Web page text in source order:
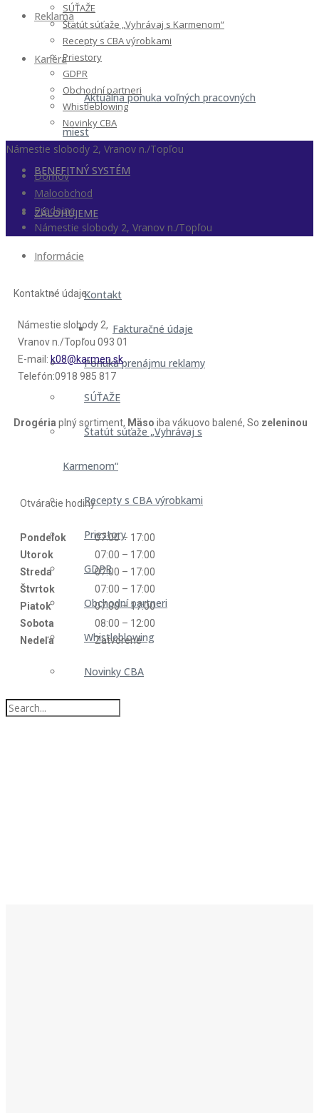
Reklama
Kariéra
Aktuálna ponuka voľných pracovných
miest
BENEFITNÝ SYSTÉM
ZÁLOHUJEME
Informácie
Kontakt
Fakturačné údaje
Ponuka prenájmu reklamy
SÚŤAŽE
Štatút súťaže „Vyhrávaj s
Karmenom“
Recepty s CBA výrobkami
Priestory
GDPR
Obchodní partneri
Whistleblowing
Novinky CBA
SÚŤAŽE
Štatút súťaže „Vyhrávaj s Karmenom“
Recepty s CBA výrobkami
Priestory
GDPR
Obchodní partneri
Whistleblowing
Novinky CBA
Námestie slobody 2, Vranov n./Topľou
Domov
Maloobchod
Predajne
Námestie slobody 2, Vranov n./Topľou
Kontaktné údaje:
Námestie slobody 2,
Vranov n./Topľou 093 01
E-mail: k08@karmen.sk
Telefón:0918 985 817
Drogéria plný sortiment, Mäso iba vákuovo balené, So zeleninou
Otváracie hodiny
Pondelok
07:00 – 17:00
Utorok
07:00 – 17:00
Streda
07:00 – 17:00
Štvrtok
07:00 – 17:00
Piatok
07:00 – 17:00
Sobota
08:00 – 12:00
Nedeľa
Zatvorené